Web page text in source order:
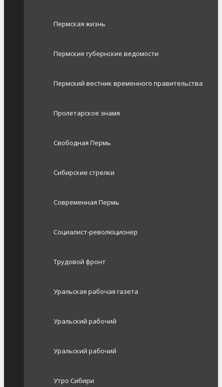
Пермская жизнь
Пермские губернские ведомости
Пермский вестник временного правительства
Пролетарское знамя
Свободная Пермь
Сибирские стрелки
Современная Пермь
Социалист-революционер
Трудовой фронт
Уральская рабочая газета
Уральский рабочий
Уральский рабочий
Утро Сибири